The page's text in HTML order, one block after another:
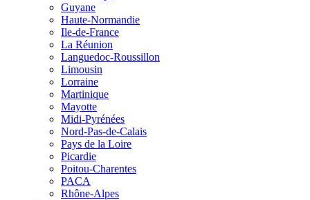
Guyane
Haute-Normandie
Ile-de-France
La Réunion
Languedoc-Roussillon
Limousin
Lorraine
Martinique
Mayotte
Midi-Pyrénées
Nord-Pas-de-Calais
Pays de la Loire
Picardie
Poitou-Charentes
PACA
Rhône-Alpes